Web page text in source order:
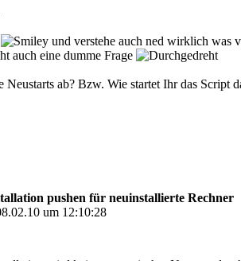
from Win32_Service where
in colServiceList
20000
Where " _
" &
in colServiceList
=
=
=
und verstehe auch ned wirklich was
auch eine dumme Frage
Neustarts ab? Bzw. Wie startet Ihr das Script
pushen für neuinstallierte Rechner
um 12:10:28